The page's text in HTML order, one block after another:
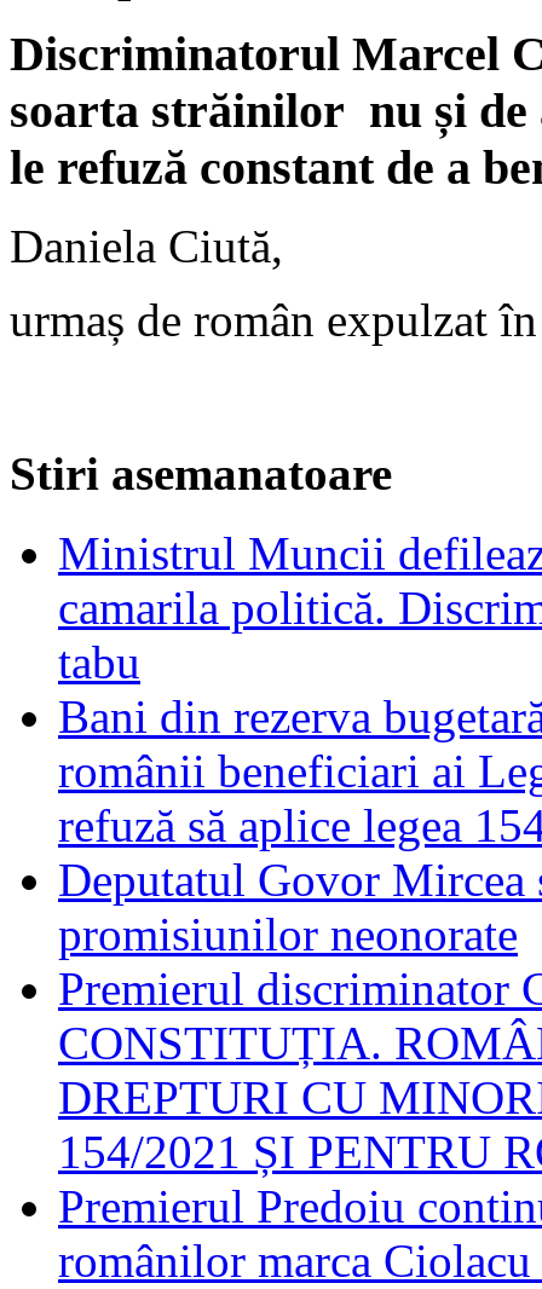
Discriminatorul Marcel
soarta străinilor nu și de
le refuză constant de a
Daniela Ciută,
urmaș de român expulzat
Stiri asemanatoare
Ministrul Muncii
camarila politică.
tabu
Bani din rezerva
românii beneficiari ai
refuză să aplice legea
Deputatul Govor Mircea
promisiunilor neonorate
Premierul discriminator
CONSTITUȚIA.
DREPTURI CU
154/2021 ȘI PENTRU
Premierul Predoiu
românilor marca